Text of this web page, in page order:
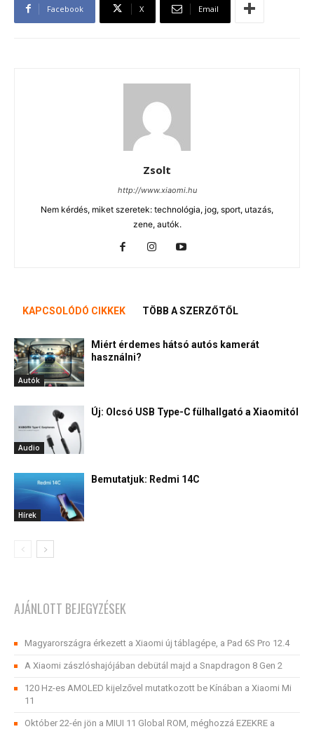
Facebook X Email
Zsolt
http://www.xiaomi.hu
Nem kérdés, miket szeretek: technológia, jog, sport, utazás,
zene, autók.
KAPCSOLÓDÓ CIKKEK TÖBB A SZERZŐTŐL
Autók
Miért érdemes hátsó autós kamerát
használni?
Audio
Új: Olcsó USB Type-C fülhallgató a Xiaomitól
Hírek
Bemutatjuk: Redmi 14C
AJÁNLOTT BEJEGYZÉSEK
Magyarországra érkezett a Xiaomi új táblagépe, a Pad 6S Pro 12.4
A Xiaomi zászlóshajójában debütál majd a Snapdragon 8 Gen 2
120 Hz-es AMOLED kijelzővel mutatkozott be Kínában a Xiaomi Mi
11
Október 22-én jön a MIUI 11 Global ROM, méghozzá EZEKRE a